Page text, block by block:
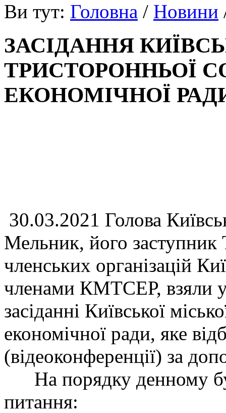
Ви тут: Головна / Новини
ЗАСІДАННЯ
ТРИСТОРОННЬОЇ
ЕКОНОМІЧНОЇ
30.03.2021 Голова
Мельник, його заступник
членських організацій
членами КМТСЕР, взяли
засіданні Київської
економічної ради, яке
(відеоконференції) за
На порядку денному
питання: